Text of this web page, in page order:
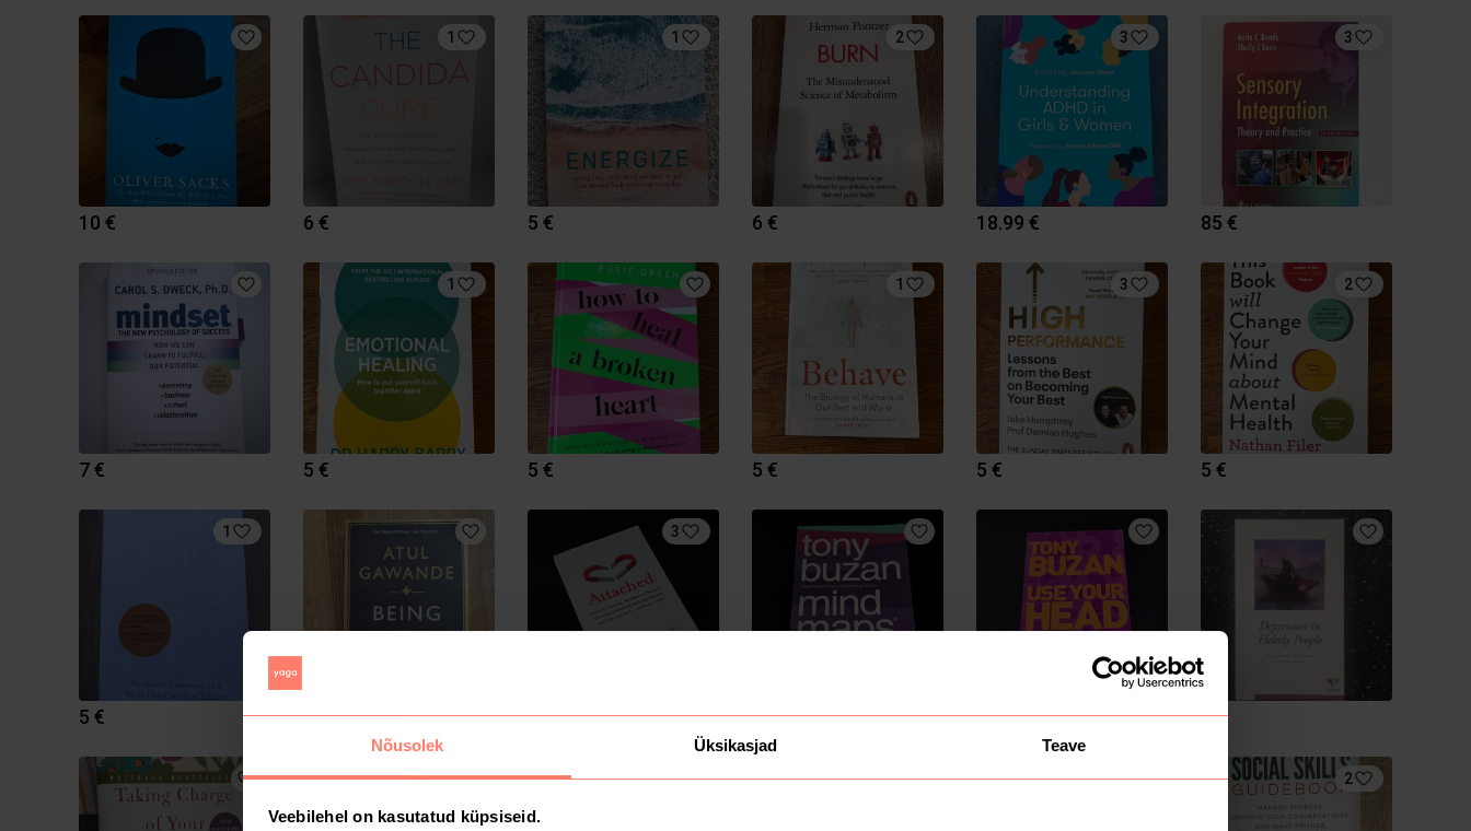
Nõusolek Üksikasjad Teave
Veebilehel on kasutatud küpsiseid.
10 €
1
6 €
1
5 €
2
6 €
3
18.99 €
3
85 €
7 €
1
5 € 5 €
1
5 €
3
5 €
2
5 €
1
5 € 5 €
3
6.5 € 10 € 8 € 6 €
3 2